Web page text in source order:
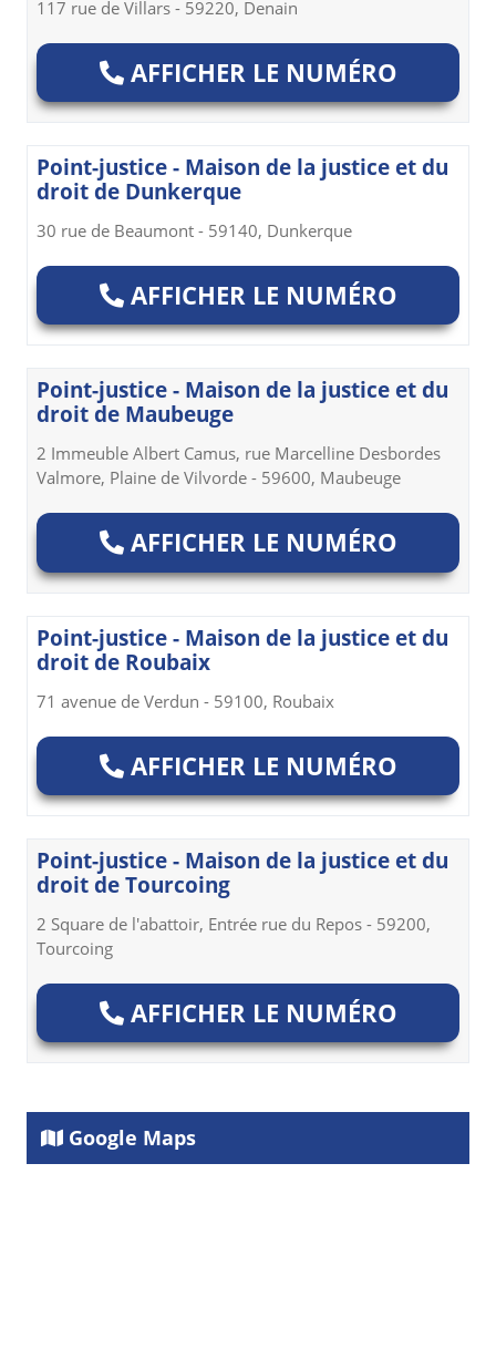
117 rue de Villars - 59220, Denain
AFFICHER LE NUMÉRO
Point-justice - Maison de la justice et du
droit de Dunkerque
30 rue de Beaumont - 59140, Dunkerque
AFFICHER LE NUMÉRO
Point-justice - Maison de la justice et du
droit de Maubeuge
2 Immeuble Albert Camus, rue Marcelline Desbordes
Valmore, Plaine de Vilvorde - 59600, Maubeuge
AFFICHER LE NUMÉRO
Point-justice - Maison de la justice et du
droit de Roubaix
71 avenue de Verdun - 59100, Roubaix
AFFICHER LE NUMÉRO
Point-justice - Maison de la justice et du
droit de Tourcoing
2 Square de l'abattoir, Entrée rue du Repos - 59200,
Tourcoing
AFFICHER LE NUMÉRO
Google Maps